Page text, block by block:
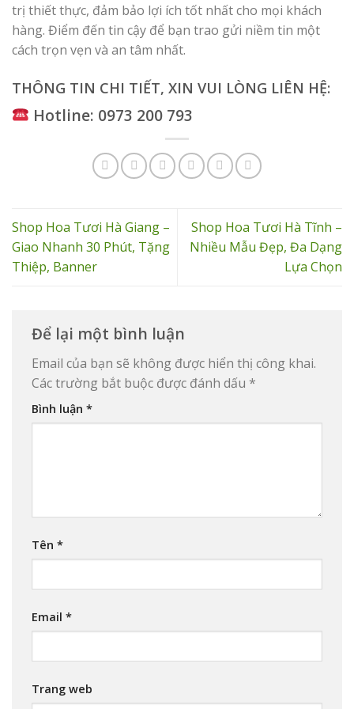
trị thiết thực, đảm bảo lợi ích tốt nhất cho mọi khách
hàng. Điểm đến tin cậy để bạn trao gửi niềm tin một
cách trọn vẹn và an tâm nhất.
THÔNG TIN CHI TIẾT, XIN VUI LÒNG LIÊN HỆ:
Hotline: 0973 200 793
Shop Hoa Tươi Hà Giang –
Giao Nhanh 30 Phút, Tặng
Thiệp, Banner
Shop Hoa Tươi Hà Tĩnh –
Nhiều Mẫu Đẹp, Đa Dạng
Lựa Chọn
Để lại một bình luận
Email của bạn sẽ không được hiển thị công khai.
Các trường bắt buộc được đánh dấu *
Bình luận *
Tên *
Email *
Trang web